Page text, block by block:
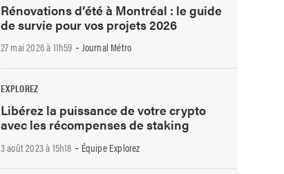
Rénovations d’été à Montréal : le guide
de survie pour vos projets 2026
27 mai 2026 à 11h59 -Journal Métro
EXPLOREZ
Libérez la puissance de votre crypto
avec les récompenses de staking
3 août 2023 à 15h18 - Équipe Explorez